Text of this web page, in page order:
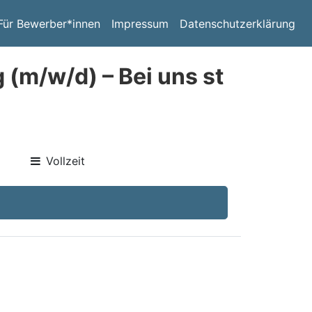
Bewerber*innen Impressum Datenschutzerklärung
w/d) – Bei uns st
Vollzeit